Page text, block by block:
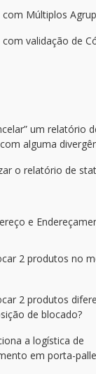
com Múltiplos
com validação de
um relatório
alguma
o relatório de
e
2 produtos no
2 produtos
de blocado?
a logística de
em porta-